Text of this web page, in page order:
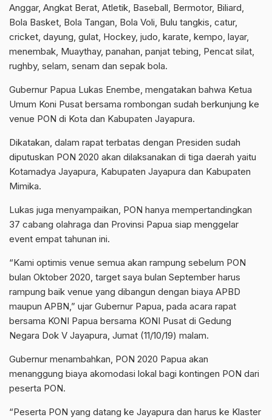
Anggar, Angkat Berat, Atletik, Baseball, Bermotor, Biliard,
Bola Basket, Bola Tangan, Bola Voli, Bulu tangkis, catur,
cricket, dayung, gulat, Hockey, judo, karate, kempo, layar,
menembak, Muaythay, panahan, panjat tebing, Pencat silat,
rughby, selam, senam dan sepak bola.
Gubernur Papua Lukas Enembe, mengatakan bahwa Ketua
Umum Koni Pusat bersama rombongan sudah berkunjung ke
venue PON di Kota dan Kabupaten Jayapura.
Dikatakan, dalam rapat terbatas dengan Presiden sudah
diputuskan PON 2020 akan dilaksanakan di tiga daerah yaitu
Kotamadya Jayapura, Kabupaten Jayapura dan Kabupaten
Mimika.
Lukas juga menyampaikan, PON hanya mempertandingkan
37 cabang olahraga dan Provinsi Papua siap menggelar
event empat tahunan ini.
“Kami optimis venue semua akan rampung sebelum PON
bulan Oktober 2020, target saya bulan September harus
rampung baik venue yang dibangun dengan biaya APBD
maupun APBN,” ujar Gubernur Papua, pada acara rapat
bersama KONI Papua bersama KONI Pusat di Gedung
Negara Dok V Jayapura, Jumat (11/10/19) malam.
Gubernur menambahkan, PON 2020 Papua akan
menanggung biaya akomodasi lokal bagi kontingen PON dari
peserta PON.
“Peserta PON yang datang ke Jayapura dan harus ke Klaster